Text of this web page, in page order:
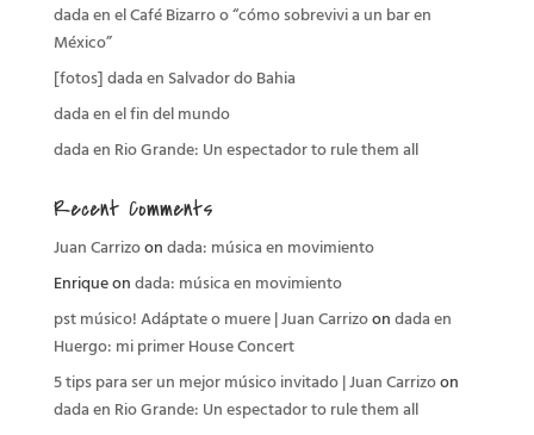
dada en el Café Bizarro o “cómo sobrevivi a un bar en
México”
[fotos] dada en Salvador do Bahia
dada en el fin del mundo
dada en Rio Grande: Un espectador to rule them all
Recent Comments
Juan Carrizoondada: música en movimiento
Enriqueondada: música en movimiento
pst músico! Adáptate o muere | Juan Carrizoondada en
Huergo: mi primer House Concert
5 tips para ser un mejor músico invitado | Juan Carrizoon
dada en Rio Grande: Un espectador to rule them all